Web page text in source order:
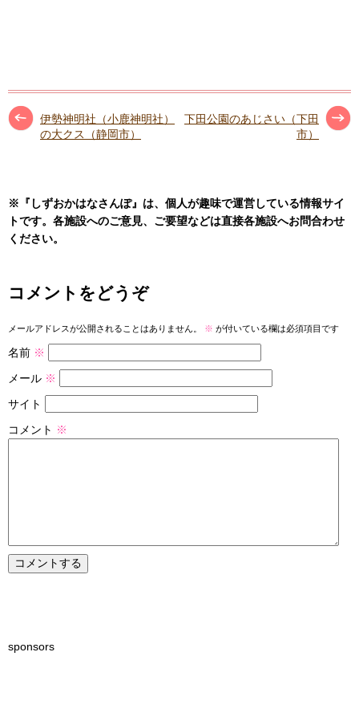
伊勢神明社（小鹿神明社）
の大クス（静岡市）
下田公園のあじさい（下田
市）
※『しずおかはなさんぽ』は、個人が趣味で運営している情報サイ
トです。各施設へのご意見、ご要望などは直接各施設へお問合わせ
ください。
コメントをどうぞ
メールアドレスが公開されることはありません。 ※ が付いている欄は必須項目です
名前 ※
メール ※
サイト
コメント ※
sponsors